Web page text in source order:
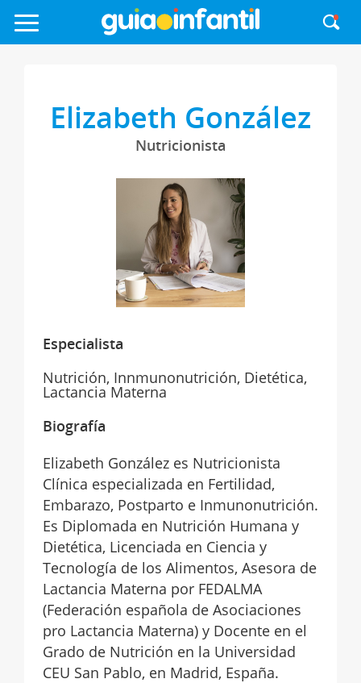
Elizabeth González
Nutricionista
Especialista
Nutrición, Innmunonutrición, Dietética,
Lactancia Materna
Biografía
Elizabeth González es Nutricionista
Clínica especializada en Fertilidad,
Embarazo, Postparto e Inmunonutrición.
Es Diplomada en Nutrición Humana y
Dietética, Licenciada en Ciencia y
Tecnología de los Alimentos, Asesora de
Lactancia Materna por FEDALMA
(Federación española de Asociaciones
pro Lactancia Materna) y Docente en el
Grado de Nutrición en la Universidad
CEU San Pablo, en Madrid, España.